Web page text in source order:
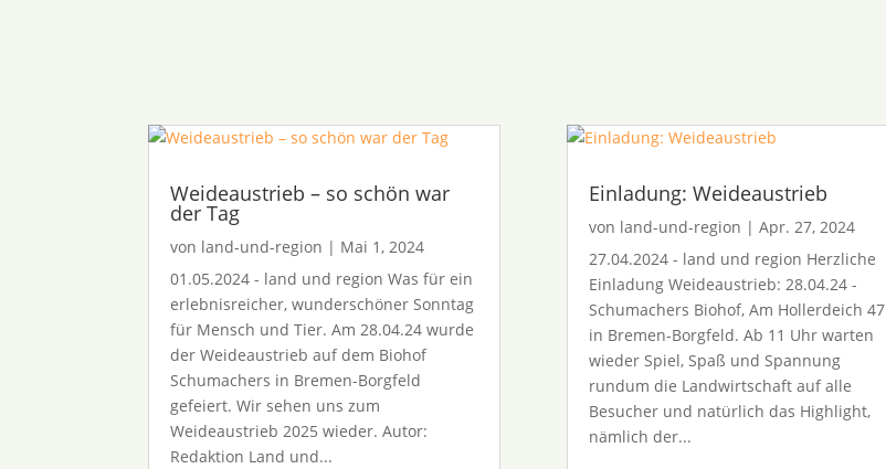
Weideaustrieb – so schön war
der Tag
von land-und-region | Mai 1, 2024
01.05.2024 - land und region Was für ein
erlebnisreicher, wunderschöner Sonntag
für Mensch und Tier. Am 28.04.24 wurde
der Weideaustrieb auf dem Biohof
Schumachers in Bremen-Borgfeld
gefeiert. Wir sehen uns zum
Weideaustrieb 2025 wieder. Autor:
Redaktion Land und...
Einladung: Weideaustrieb
von land-und-region | Apr. 27, 2024
27.04.2024 - land und region Herzliche
Einladung Weideaustrieb: 28.04.24 -
Schumachers Biohof, Am Hollerdeich 47
in Bremen-Borgfeld. Ab 11 Uhr warten
wieder Spiel, Spaß und Spannung
rundum die Landwirtschaft auf alle
Besucher und natürlich das Highlight,
nämlich der...